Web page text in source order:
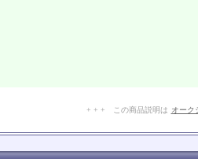
+ + + この商品説明は オーク